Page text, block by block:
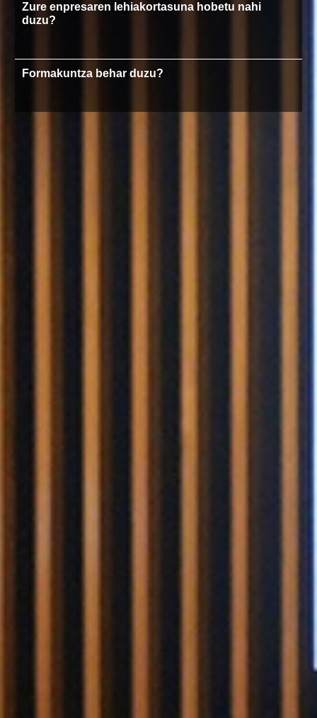
Zure enpresaren lehiakortasuna hobetu nahi
duzu?
Formakuntza behar duzu?